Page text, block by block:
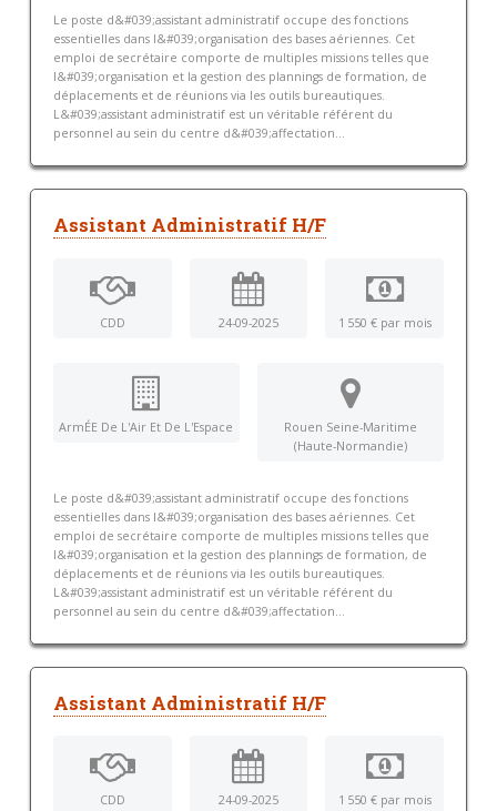
Le poste d&#039;assistant administratif occupe des fonctions
essentielles dans l&#039;organisation des bases aériennes. Cet
emploi de secrétaire comporte de multiples missions telles que
l&#039;organisation et la gestion des plannings de formation, de
déplacements et de réunions via les outils bureautiques.
L&#039;assistant administratif est un véritable référent du
personnel au sein du centre d&#039;affectation...
Assistant Administratif H/F
CDD 24-09-2025 1 550 € par mois
ArmÉE De L'Air Et De L'Espace
Rouen Seine-Maritime
(Haute-Normandie)
Le poste d&#039;assistant administratif occupe des fonctions
essentielles dans l&#039;organisation des bases aériennes. Cet
emploi de secrétaire comporte de multiples missions telles que
l&#039;organisation et la gestion des plannings de formation, de
déplacements et de réunions via les outils bureautiques.
L&#039;assistant administratif est un véritable référent du
personnel au sein du centre d&#039;affectation...
Assistant Administratif H/F
CDD 24-09-2025 1 550 € par mois